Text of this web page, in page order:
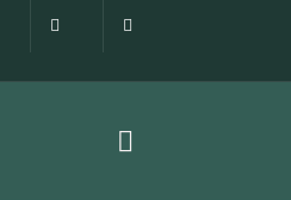
Impressum0160 99873408